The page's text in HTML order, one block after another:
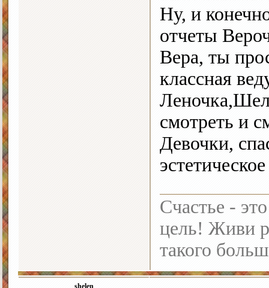
Ну, и
отчеты
Вера, ты
классная
смотреть и
Девочки,
Счастье -
цель! Живи
такого